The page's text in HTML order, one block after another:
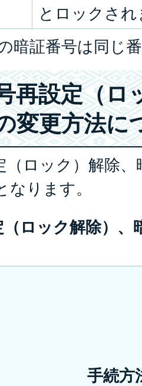
とロックされ
暗証番号は同じ
再設定（ロ
変更方法に
（ロック）解除
ります。
ロック解除）、
手続方